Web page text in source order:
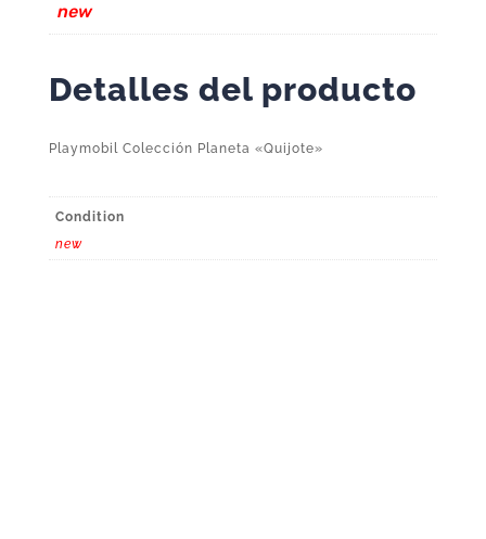
new
Detalles del producto
Playmobil Colección Planeta «Quijote»
Condition
new